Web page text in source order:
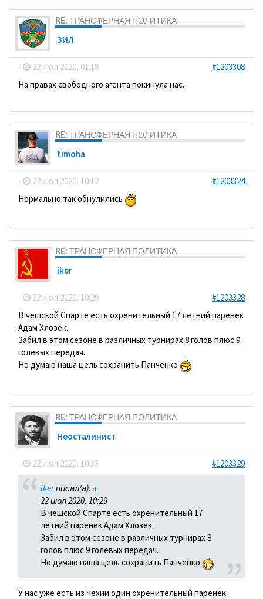
RE: ТРАНСФЕРНАЯ ПОЛИТИКА
ЗИЛ
- 22 июл 2020, 01:18
#1203308
На правах свободного агента покинула нас.
RE: ТРАНСФЕРНАЯ ПОЛИТИКА
timoha
- 22 июл 2020, 10:12
#1203324
Нормально так обнулились
RE: ТРАНСФЕРНАЯ ПОЛИТИКА
iker
- 22 июл 2020, 10:29
#1203328
В чешской Спарте есть охренительный 17 летний паренек
Адам Хлозек.
Забил в этом сезоне в различных турнирах 8 голов плюс 9
голевых передач.
Но думаю наша цель сохранить Панченко
RE: ТРАНСФЕРНАЯ ПОЛИТИКА
Неосталинист
- 22 июл 2020, 10:33 #1203329
ikerписал(а): ↑
22 июл 2020, 10:29
В чешской Спарте есть охренительный 17
летний паренек Адам Хлозек.
Забил в этом сезоне в различных турнирах 8
голов плюс 9 голевых передач.
Но думаю наша цель сохранить Панченко
У нас уже есть из Чехии один охренительный паренёк.